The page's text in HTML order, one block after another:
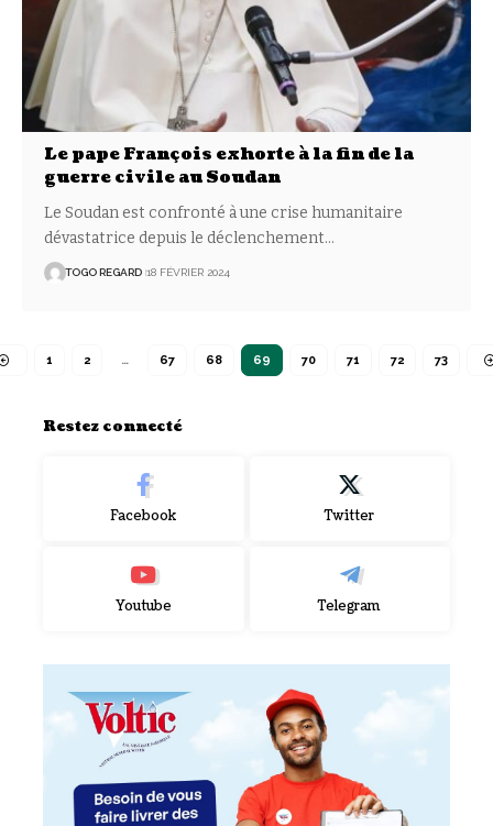
Le pape François exhorte à la fin de la
guerre civile au Soudan
Le Soudan est confronté à une crise humanitaire
dévastatrice depuis le déclenchement…
TOGO REGARD 18 FÉVRIER 2024
1 2 … 67 68 69 70 71 72 73
Restez connecté
Facebook Twitter
Youtube Telegram